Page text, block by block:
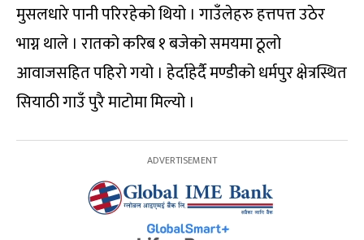
मुसलधारे पानी परिरहेको थियो । गाउँलेहरु हत्तपत्त उठेर
भाग्न थाले । रातको करिब १ बजेको समयमा ठूलो
आवाजसहित पहिरो गयो । हेर्दाहेर्दै मण्डीको धर्मपुर क्षेत्रस्थित
सियाठी गाउँ पुरै माटोमा मिल्यो ।